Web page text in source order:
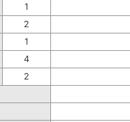
1
2
1
4
2